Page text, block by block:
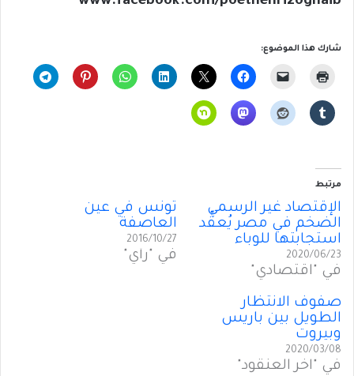
شارك هذا الموضوع:
مرتبط
الإقتصاد غير الرسمي
الضخم في مصر يُعقِّد
استجابتها للوباء
2020/06/23
في "اقتصادي"
تونس في عين
العاصفة
2016/10/27
في "رأي"
صفوف الانتظار
الطويل بين باريس
وبيروت
2020/03/08
في "آخر العنقود"